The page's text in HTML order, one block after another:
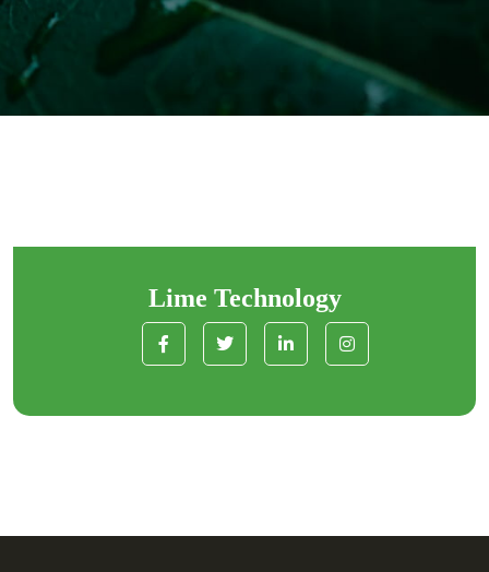
Lime Technology